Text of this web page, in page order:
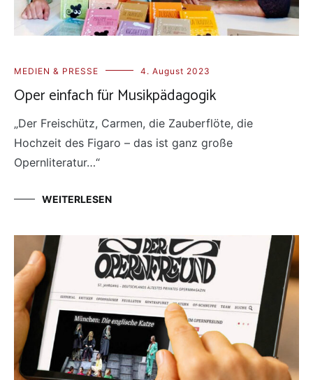
MEDIEN & PRESSE 4. August 2023
Oper einfach für Musikpädagogik
„Der Freischütz, Carmen, die Zauberflöte, die
Hochzeit des Figaro – das ist ganz große
Opernliteratur…“
WEITERLESEN